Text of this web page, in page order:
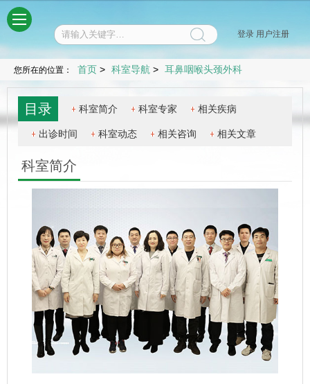
登录 用户注册
您所在的位置： 首页 > 科室导航 > 耳鼻咽喉头颈外科
目录 科室简介 科室专家 相关疾病
出诊时间 科室动态 相关咨询 相关文章
科室简介